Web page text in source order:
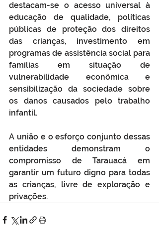
destacam-se o acesso universal à
educação de qualidade, políticas
públicas de proteção dos direitos
das crianças, investimento em
programas de assistência social para
famílias em situação de
vulnerabilidade econômica e
sensibilização da sociedade sobre
os danos causados pelo trabalho
infantil.
A união e o esforço conjunto dessas
entidades demonstram o
compromisso de Tarauacá em
garantir um futuro digno para todas
as crianças, livre de exploração e
privações.